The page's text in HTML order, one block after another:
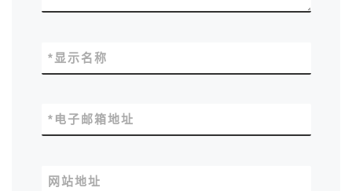
显示名称
*
电子邮箱地址
*
网站地址